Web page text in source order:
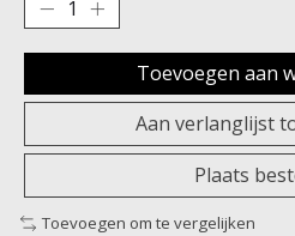
Toevoegen aan
Aan verlanglijst
Plaats
Toevoegen om te vergelijken